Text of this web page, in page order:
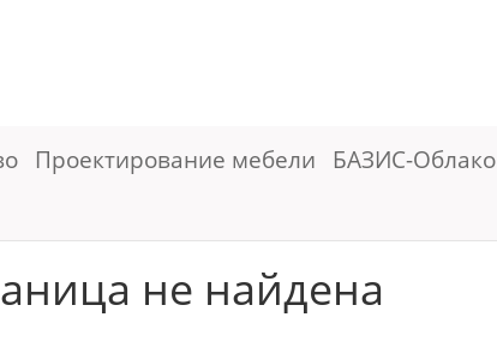
Проектирование мебели БАЗИС-Облако
не найдена